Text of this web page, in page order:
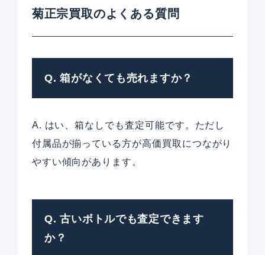
菊正宗買取のよくある質問
Q. 箱がなくても売れますか？
A. はい、箱なしでも査定可能です。ただし
付属品が揃っている方が高価買取につながり
やすい傾向があります。
Q. 古いボトルでも査定できます
か？